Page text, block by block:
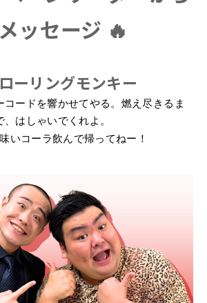
ッセージ 🔥
ーリングモンキー
コードを響かせてやる。燃え尽きるま
、はしゃいでくれよ。
いコーラ飲んで帰ってねー！